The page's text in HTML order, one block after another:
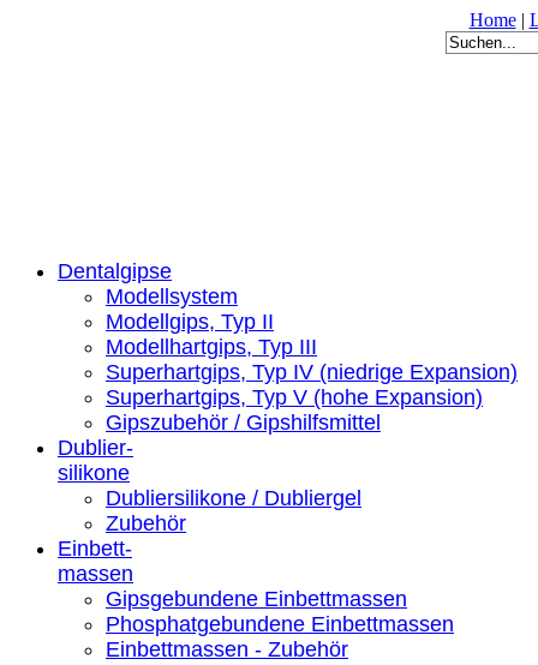
Home|
Dentalgipse
Modellsystem
Modellgips, Typ II
Modellhartgips, Typ III
Superhartgips, Typ IV (niedrige Expansion)
Superhartgips, Typ V (hohe Expansion)
Gipszubehör / Gipshilfsmittel
Dublier-
silikone
Dubliersilikone / Dubliergel
Zubehör
Einbett-
massen
Gipsgebundene Einbettmassen
Phosphatgebundene Einbettmassen
Einbettmassen - Zubehör